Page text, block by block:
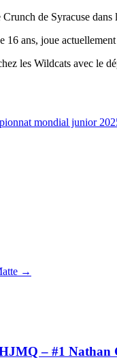
de Syracuse
16 ans, joue
les Wildcats avec le
mondial junior
→
– #1 Nathan